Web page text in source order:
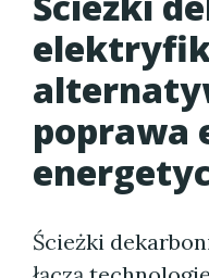
poprawa
Ścieżki